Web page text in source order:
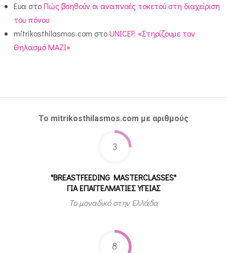
Ευα στοΠώς βοηθούν οι αναπνοές τοκετού στη διαχείριση
του πόνου
mitrikosthilasmos.com στοUNICEF: «Στηρίζουμε τον
Θηλασμό ΜΑΖΙ»
Το mitrikosthilasmos.com με αριθμούς
3
"BREASTFEEDING MASTERCLASSES"
ΓΙΑ ΕΠΑΓΓΕΛΜΑΤΙΕΣ ΥΓΕΙΑΣ
Το μοναδικό στην Ελλάδα
8